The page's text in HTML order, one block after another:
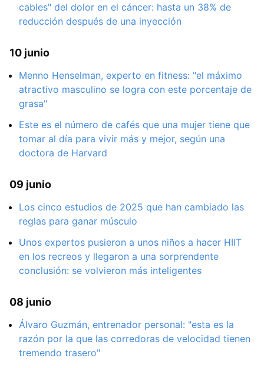
cables" del dolor en el cáncer: hasta un 38% de
reducción después de una inyección
10 junio
Menno Henselman, experto en fitness: "el máximo
atractivo masculino se logra con este porcentaje de
grasa"
Este es el número de cafés que una mujer tiene que
tomar al día para vivir más y mejor, según una
doctora de Harvard
09 junio
Los cinco estudios de 2025 que han cambiado las
reglas para ganar músculo
Unos expertos pusieron a unos niños a hacer HIIT
en los recreos y llegaron a una sorprendente
conclusión: se volvieron más inteligentes
08 junio
Álvaro Guzmán, entrenador personal: "esta es la
razón por la que las corredoras de velocidad tienen
tremendo trasero"